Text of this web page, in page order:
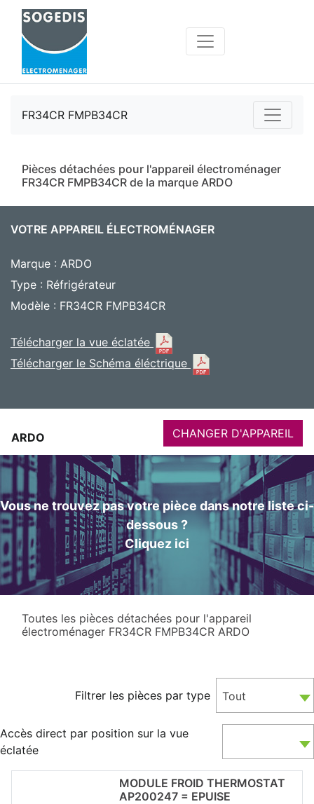
FR34CR FMPB34CR
Pièces détachées pour l'appareil électroménager
FR34CR FMPB34CR de la marque ARDO
VOTRE APPAREIL ÉLECTROMÉNAGER
Marque : ARDO
Type : Réfrigérateur
Modèle : FR34CR FMPB34CR
Télécharger la vue éclatée
Télécharger le Schéma éléctrique
ARDO CHANGER D'APPAREIL
Vous ne trouvez pas votre pièce dans notre liste ci-
dessous ?
Cliquez ici
Toutes les pièces détachées pour l'appareil
électroménager FR34CR FMPB34CR ARDO
Filtrer les pièces par type Tout
Accès direct par position sur la vue
éclatée
MODULE FROID THERMOSTAT
AP200247 = EPUISE